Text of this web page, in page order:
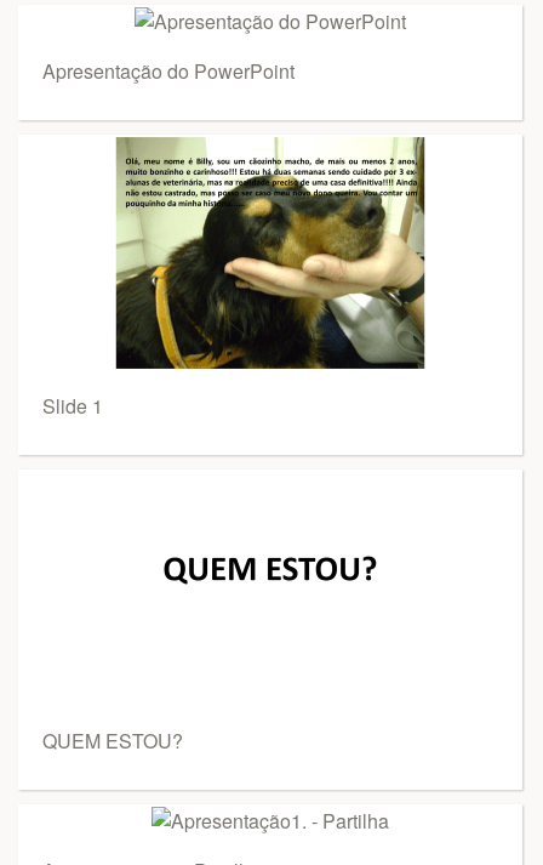
Apresentação do PowerPoint
Slide 1
QUEM ESTOU?